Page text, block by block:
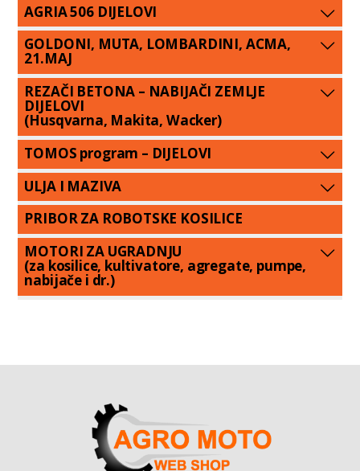
AGRIA 506 DIJELOVI
GOLDONI, MUTA, LOMBARDINI, ACMA,
21.MAJ
REZAČI BETONA – NABIJAČI ZEMLJE
DIJELOVI
(Husqvarna, Makita, Wacker)
TOMOS program – DIJELOVI
ULJA I MAZIVA
PRIBOR ZA ROBOTSKE KOSILICE
MOTORI ZA UGRADNJU
(za kosilice, kultivatore, agregate, pumpe,
nabijače i dr.)